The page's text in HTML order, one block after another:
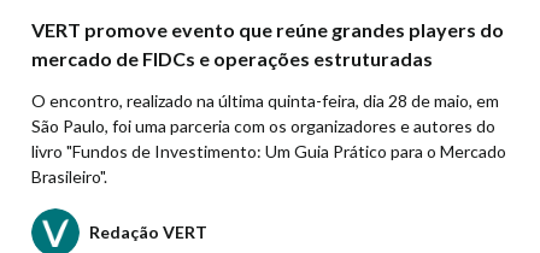
VERT promove evento que reúne grandes players do
mercado de FIDCs e operações estruturadas
O encontro, realizado na última quinta-feira, dia 28 de maio, em
São Paulo, foi uma parceria com os organizadores e autores do
livro "Fundos de Investimento: Um Guia Prático para o Mercado
Brasileiro".
Redação VERT